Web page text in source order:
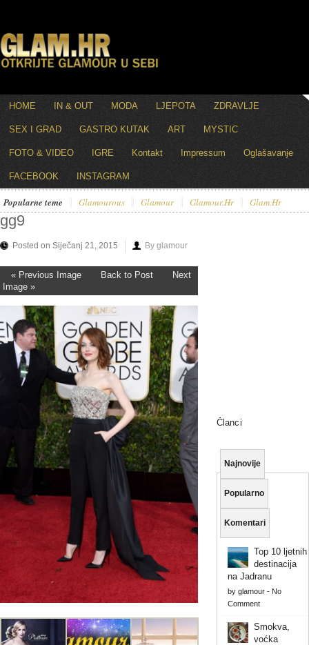
HOME IN & OUT MODA LJEPOTA ZDRAVLJE
SEX I GRAD GASTRO KUTAK ART MYSTIC
FOTO & VIDEO IGRE Kontakt Impressum Oglašavanje
FACEBOOK INSTAGRAM
Popularne teme Glamourous Glamour Glamour.hr Glam.hr
gg9
Posted on Siječanj 21, 2015 By glamour
« Previous Image Back to Post
Next
Image »
Članci
Najnovije
Popularno
Komentari
Top 10 ljetnih
destinacija
na Jadranu
by glamour- No
Comment
Smokva,
voćka